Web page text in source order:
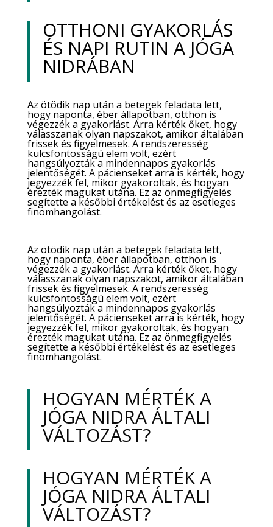
OTTHONI GYAKORLÁS
ÉS NAPI RUTIN A JÓGA
NIDRÁBAN
Az ötödik nap után a betegek feladata lett,
hogy naponta, éber állapotban, otthon is
végezzék a gyakorlást. Arra kérték őket, hogy
válasszanak olyan napszakot, amikor általában
frissek és figyelmesek. A rendszeresség
kulcsfontosságú elem volt, ezért
hangsúlyozták a mindennapos gyakorlás
jelentőségét. A pácienseket arra is kérték, hogy
jegyezzék fel, mikor gyakoroltak, és hogyan
érezték magukat utána. Ez az önmegfigyelés
segítette a későbbi értékelést és az esetleges
finomhangolást.
Az ötödik nap után a betegek feladata lett,
hogy naponta, éber állapotban, otthon is
végezzék a gyakorlást. Arra kérték őket, hogy
válasszanak olyan napszakot, amikor általában
frissek és figyelmesek. A rendszeresség
kulcsfontosságú elem volt, ezért
hangsúlyozták a mindennapos gyakorlás
jelentőségét. A pácienseket arra is kérték, hogy
jegyezzék fel, mikor gyakoroltak, és hogyan
érezték magukat utána. Ez az önmegfigyelés
segítette a későbbi értékelést és az esetleges
finomhangolást.
HOGYAN MÉRTÉK A
JÓGA NIDRA ÁLTALI
VÁLTOZÁST?
HOGYAN MÉRTÉK A
JÓGA NIDRA ÁLTALI
VÁLTOZÁST?